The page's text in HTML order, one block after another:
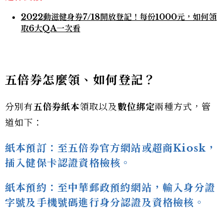
2022動滋健身券7/18開放登記！每份1000元，如何領
取6大QA一次看
五倍券怎麼領、如何登記？
分別有五倍券紙本領取以及數位綁定兩種方式，管
道如下：
紙本預訂：至五倍券官方網站或超商Kiosk，
插入健保卡認證資格檢核。
紙本預約：至中華郵政預約網站，輸入身分證
字號及手機號碼進行身分認證及資格檢核。